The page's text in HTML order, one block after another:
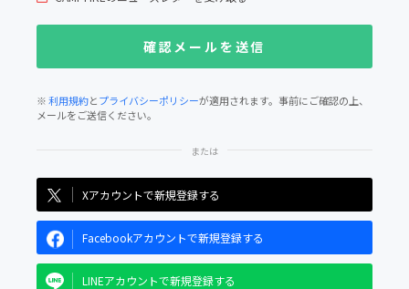
※利用規約とプライバシーポリシーが適用されます。事前にご確認の上、
メールをご送信ください。
Xアカウントで新規登録する
Facebookアカウントで新規登録する
LINEアカウントで新規登録する